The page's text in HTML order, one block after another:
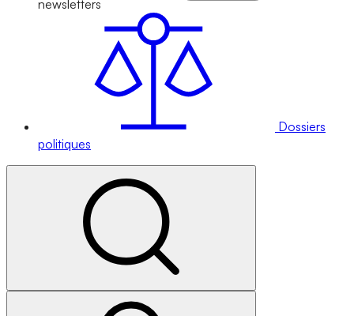
newsletters
Dossiers
politiques